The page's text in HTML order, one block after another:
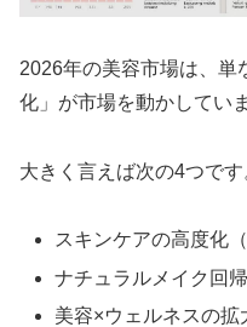
2026年の美容市場は、単
化」が市場を動かしていま
大きく言えば次の4つです
スキンケアの高度化
ナチュラルメイク回帰
美容×ウェルネスの拡